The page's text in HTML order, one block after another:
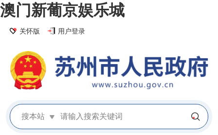
澳门新葡京娱乐城
关怀版 用户登录
搜本站